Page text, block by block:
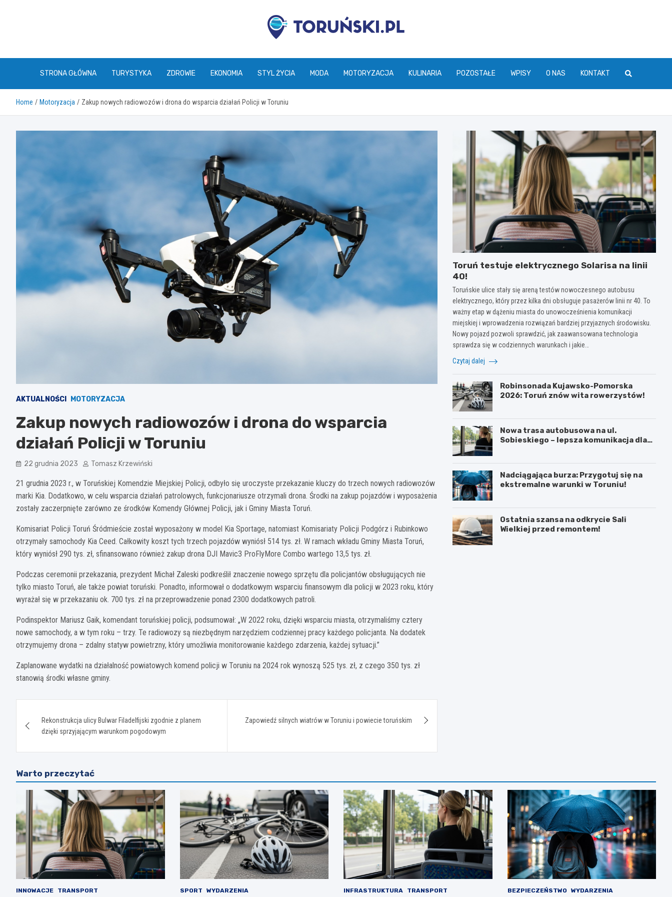
torunski.pl
STRONA GŁÓWNA TURYSTYKA ZDROWIE EKONOMIA STYL ŻYCIA MODA MOTORYZACJA KULINARIA POZOSTAŁE WPISY O NAS KONTAKT
Home Motoryzacja Zakup nowych radiowozów i drona do wsparcia działań Policji w Toruniu
AKTUALNOŚCI MOTORYZACJA
Zakup nowych radiowozów i drona do wsparcia
działań Policji w Toruniu
22 grudnia 2023 Tomasz Krzewiński
21 grudnia 2023 r., w Toruńskiej Komendzie Miejskiej Policji, odbyło się uroczyste przekazanie kluczy do trzech nowych radiowozów
marki Kia. Dodatkowo, w celu wsparcia działań patrolowych, funkcjonariusze otrzymali drona. Środki na zakup pojazdów i wyposażenia
zostały zaczerpnięte zarówno ze środków Komendy Głównej Policji, jak i Gminy Miasta Toruń.
Komisariat Policji Toruń Śródmieście został wyposażony w model Kia Sportage, natomiast Komisariaty Policji Podgórz i Rubinkowo
otrzymały samochody Kia Ceed. Całkowity koszt tych trzech pojazdów wyniósł 514 tys. zł. W ramach wkładu Gminy Miasta Toruń,
który wyniósł 290 tys. zł, sfinansowano również zakup drona DJI Mavic3 ProFlyMore Combo wartego 13,5 tys. zł.
Podczas ceremonii przekazania, prezydent Michał Zaleski podkreślił znaczenie nowego sprzętu dla policjantów obsługujących nie
tylko miasto Toruń, ale także powiat toruński. Ponadto, informował o dodatkowym wsparciu finansowym dla policji w 2023 roku, który
wyrażał się w przekazaniu ok. 700 tys. zł na przeprowadzenie ponad 2300 dodatkowych patroli.
Podinspektor Mariusz Gaik, komendant toruńskiej policji, podsumował: „W 2022 roku, dzięki wsparciu miasta, otrzymaliśmy cztery
nowe samochody, a w tym roku – trzy. Te radiowozy są niezbędnym narzędziem codziennej pracy każdego policjanta. Na dodatek
otrzymujemy drona – zdalny statyw powietrzny, który umożliwia monitorowanie każdego zdarzenia, każdej sytuacji.”
Zaplanowane wydatki na działalność powiatowych komend policji w Toruniu na 2024 rok wynoszą 525 tys. zł, z czego 350 tys. zł
stanowią środki własne gminy.
wpisuRekonstrukcja ulicy Bulwar Filadelfijski zgodnie z planem
dzięki sprzyjającym warunkom pogodowym
Zapowiedź silnych wiatrów w Toruniu i powiecie toruńskim
Toruń testuje elektrycznego Solarisa na linii
40!
Toruńskie ulice stały się areną testów nowoczesnego autobusu
elektrycznego, który przez kilka dni obsługuje pasażerów linii nr 40. To
ważny etap w dążeniu miasta do unowocześnienia komunikacji
miejskiej i wprowadzenia rozwiązań bardziej przyjaznych środowisku.
Nowy pojazd pozwoli sprawdzić, jak zaawansowana technologia
sprawdza się w codziennych warunkach i jakie…
Czytaj dalej
Robinsonada Kujawsko-Pomorska
2026: Toruń znów wita rowerzystów!
Nowa trasa autobusowa na ul.
Sobieskiego – lepsza komunikacja dla
Nadciągająca burza: Przygotuj się na
ekstremalne warunki w Toruniu!
Ostatnia szansa na odkrycie Sali
Wielkiej przed remontem!
Warto przeczytać
INNOWACJE TRANSPORT SPORT WYDARZENIA INFRASTRUKTURA
TRANSPORT
BEZPIECZEŃSTWO WYDARZENIA